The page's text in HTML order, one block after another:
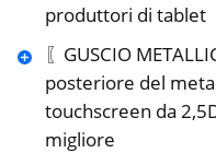
produttori di tablet
〖GUSCIO
posteriore del
touchscreen da
migliore